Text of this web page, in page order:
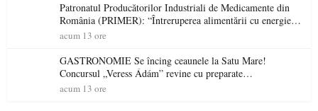
Patronatul Producătorilor Industriali de Medicamente din
România (PRIMER): “Întreruperea alimentării cu energie
electrică a fabricilor de medicamente va pune în pericol
acum 13 ore
GASTRONOMIE Se încing ceaunele la Satu Mare!
Concursul „Veress Ádám” revine cu preparate
spectaculoase, premii și un jurat de renume
acum 13 ore